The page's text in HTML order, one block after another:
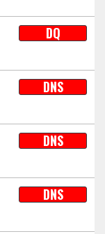
DQ
DNS
DNS
DNS